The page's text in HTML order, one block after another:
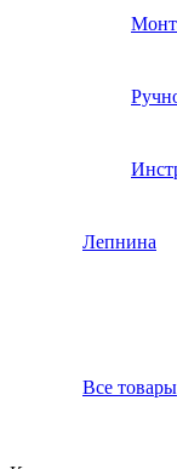
Лепнина
Все товары